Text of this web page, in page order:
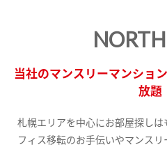
当社のマンスリーマンショ
放題
札幌エリアを中心にお部屋探し
フィス移転のお手伝いやマンス